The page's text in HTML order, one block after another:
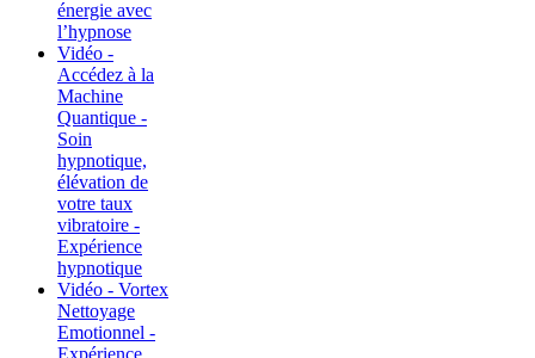
énergie avec
l’hypnose
Vidéo -
Accédez à la
Machine
Quantique -
Soin
hypnotique,
élévation de
votre taux
vibratoire -
Expérience
hypnotique
Vidéo - Vortex
Nettoyage
Emotionnel -